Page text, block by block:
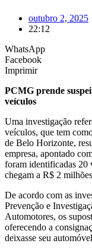
outubro 2, 2025
22:12
WhatsApp
Facebook
Imprimir
PCMG prende
veículos
Uma investigação
veículos, que tem
de Belo Horizonte,
empresa, apontado
foram identificadas 20
chegam a R$ 2
De acordo com as
Prevenção e
Automotores, os
oferecendo a
deixasse seu